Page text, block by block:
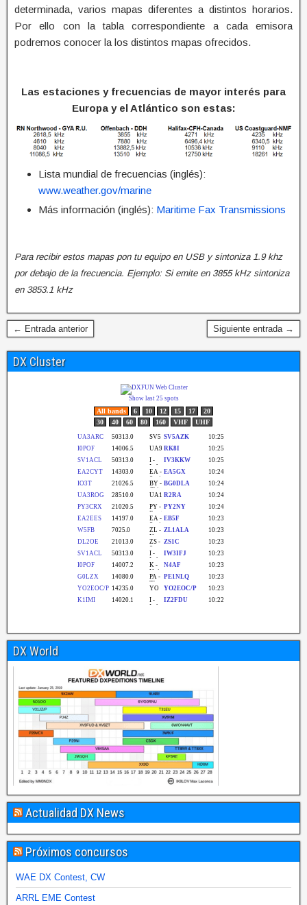
determinada, varios mapas diferentes a distintos horarios.
Por ello con la tabla correspondiente a cada emisora
podremos conocer la los distintos mapas ofrecidos.
Las estaciones y frecuencias de mayor interés para
Europa y el Atlántico son estas:
Lista mundial de frecuencias (inglés):
www.weather.gov/marine
Más información (inglés): Maritime Fax Transmissions
Para recibir estos mapas pon tu equipo en USB y sintoniza 1.9 khz
por debajo de la frecuencia. Ejemplo: Si emite en 3855 kHz sintoniza
en 3853.1 kHz
← Entrada anterior Siguiente entrada →
DX Cluster
DX World
Actualidad DX News
Próximos concursos
WAE DX Contest, CW
ARRL EME Contest